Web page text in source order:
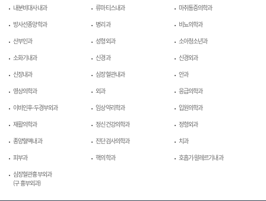
내분비대사내과
류마티스내과
마취통증의학과
방사선종양학과
병리과
비뇨의학과
산부인과
성형외과
소아청소년과
소화기내과
신경과
신경외과
신장내과
심장혈관내과
안과
영상의학과
외과
응급의학과
이비인후-두경부외과
임상약리학과
입원의학과
재활의학과
정신건강의학과
정형외과
종양혈액내과
진단검사의학과
치과
피부과
핵의학과
호흡기-알레르기내과
심장혈관흉부외과
(구 흉부외과)